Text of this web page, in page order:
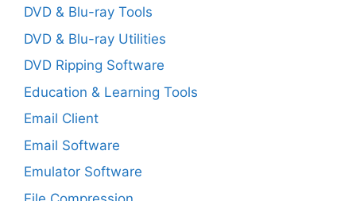
DVD & Blu-ray Tools
DVD & Blu-ray Utilities
DVD Ripping Software
Education & Learning Tools
Email Client
Email Software
Emulator Software